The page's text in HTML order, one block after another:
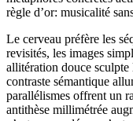
règle d’or: musicalité
Le cerveau préfère les
revisités, les images
allitération douce sculpte
contraste sémantique
parallélismes offrent un
antithèse millimétrée